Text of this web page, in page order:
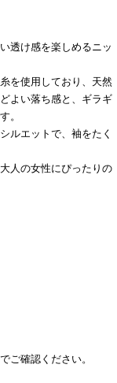
透け感を楽しめるニッ
を使用しており、天然
よい落ち感と、ギラギ
。
ルエットで、袖をたく
人の女性にぴったりの
ご確認ください。